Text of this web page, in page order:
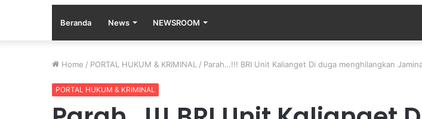
Beranda News NEWSROOM
Home / PORTAL HUKUM & KRIMINAL / Parah…!!! BRI Unit Kalianget Di duga menghilangkan
PORTAL HUKUM & KRIMINAL